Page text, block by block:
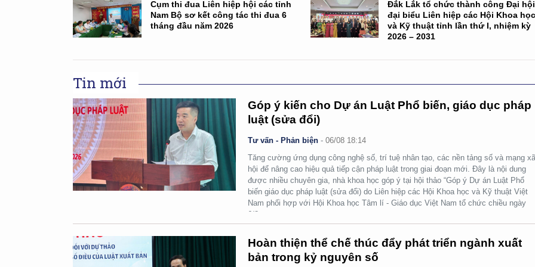
Cụm thi đua Liên hiệp hội các tỉnh
Nam Bộ sơ kết công tác thi đua 6
tháng đầu năm 2026
Đắk Lắk tổ chức thành công Đại hội
đại biểu Liên hiệp các Hội Khoa học
và Kỹ thuật tỉnh lần thứ I, nhiệm kỳ
2026 – 2031
Tin mới
Góp ý kiến cho Dự án Luật Phổ biến, giáo dục pháp
luật (sửa đổi)
Tư vấn - Phản biện -06/08 18:14
Tăng cường ứng dụng công nghệ số, trí tuệ nhân tạo, các nền tảng số và mạng
hội để nâng cao hiệu quả tiếp cận pháp luật trong giai đoạn mới. Đây là nội dung
được nhiều chuyên gia, nhà khoa học góp ý tại hội thảo “Góp ý Dự án Luật Phổ
biến giáo dục pháp luật (sửa đổi) do Liên hiệp các Hội Khoa học và Kỹ thuật Việt
Nam phối hợp với Hội Khoa học Tâm lí - Giáo dục Việt Nam tổ chức chiều ngày
6/8.
Hoàn thiện thể chế thúc đẩy phát triển ngành xuất
bản trong kỷ nguyên số